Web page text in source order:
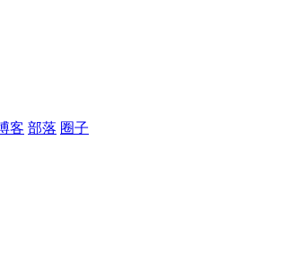
客 部落 圈子